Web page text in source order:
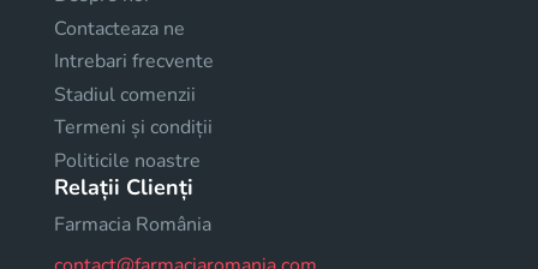
Contacteaza ne
Intrebari frecvente
Stadiul comenzii
Termeni și condiții
Politicile noastre
Relații Clienți
Farmacia România